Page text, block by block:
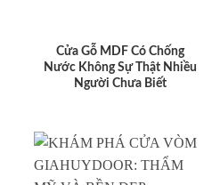
Cửa Gỗ MDF Có Chống
Nước Không Sự Thật Nhiều
Người Chưa Biết